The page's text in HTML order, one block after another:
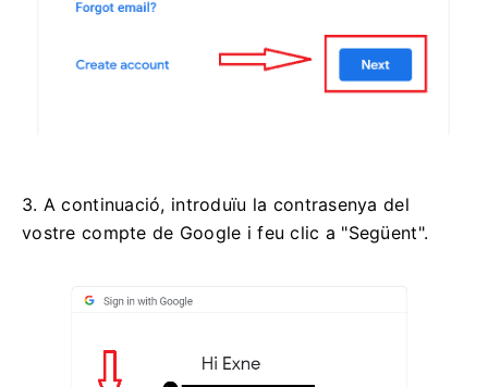
3. A continuació, introduïu la contrasenya del
vostre compte de Google i feu clic a "Següent".